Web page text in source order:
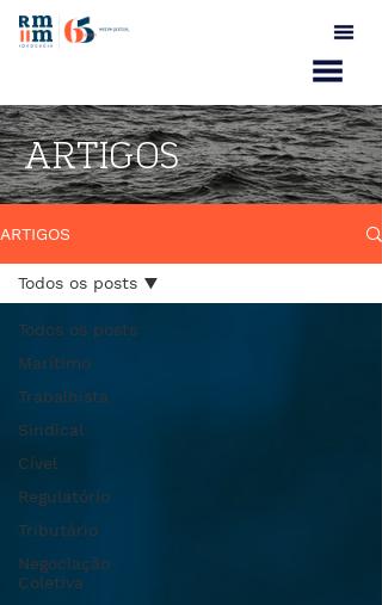
ARTIGOS
ARTIGOS
Todos os posts
Marítimo
Trabalhista
Sindical
Cível
Regulatório
Tributário
Negociação
Coletiva
Todos os posts